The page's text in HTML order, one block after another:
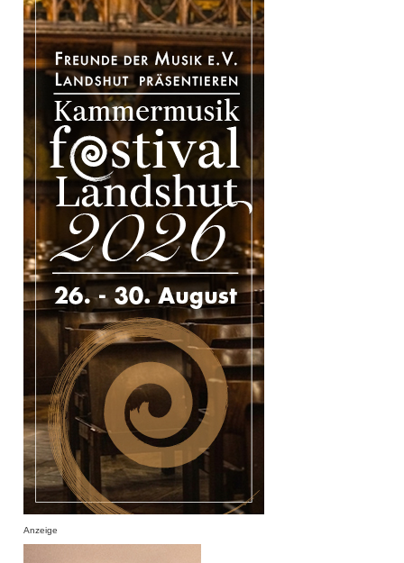
Anzeige